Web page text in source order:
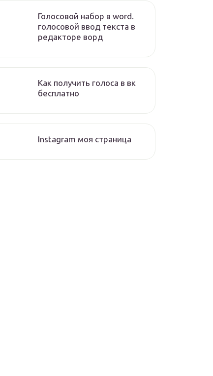
Голосовой набор в word.
голосовой ввод текста в
редакторе ворд
Как получить голоса в вк
бесплатно
Instagram моя страница